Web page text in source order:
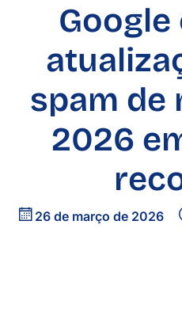
spam de
2026
26 de março de 2026